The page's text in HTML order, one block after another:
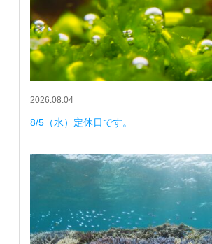
2026.08.04
8/5（水）定休日です。